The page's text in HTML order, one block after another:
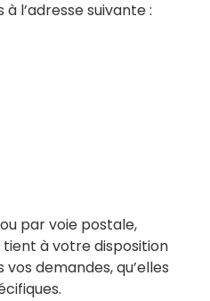
l’adresse suivante :
par voie postale,
tient à votre disposition
demandes, qu’elles